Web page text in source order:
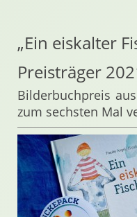
„Ein eiskalter
Preisträger
Bilderbuchpreis
zum sechsten Mal